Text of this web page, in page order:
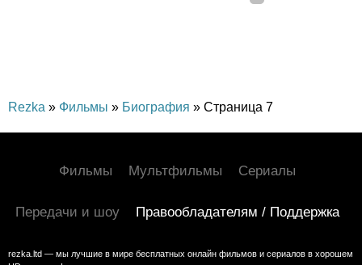
Rezka » Фильмы » Биография » Страница 7
Фильмы Мультфильмы Сериалы
Передачи и шоу Правообладателям / Поддержка
rezka.ltd — мы лучшие в мире бесплатных онлайн фильмов и сериалов в хорошем